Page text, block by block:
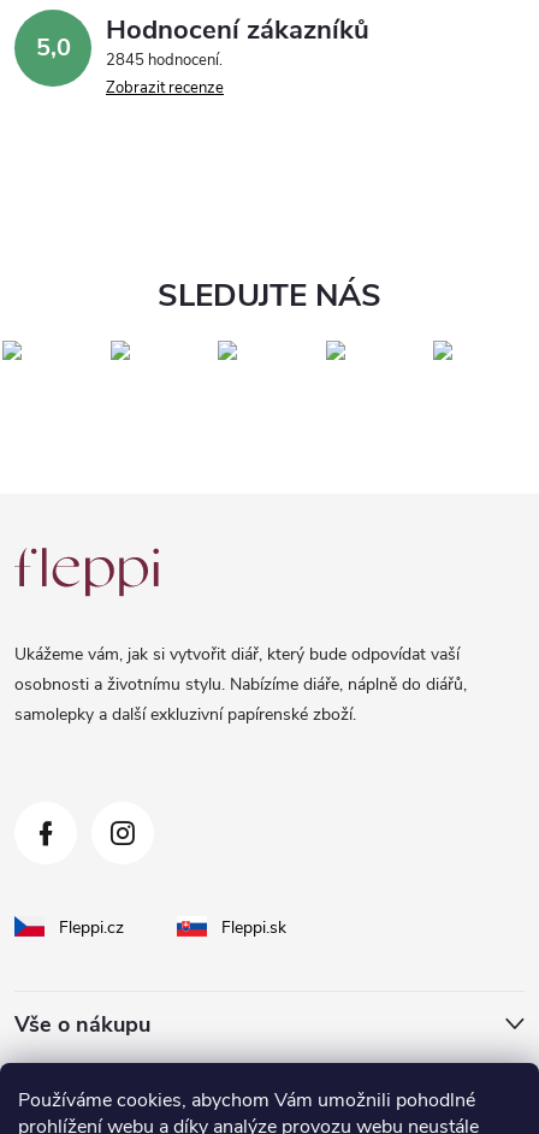
Používáme cookies, abychom Vám umožnili pohodlné
prohlížení webu a díky analýze provozu webu neustále
5,0 Hodnocení zákazníků
2845 hodnocení
Zobrazit recenze
SLEDUJTE NÁS
á
Ukážeme vám, jak si vytvořit diář, který bude odpovídat vaší
osobnosti a životnímu stylu. Nabízíme diáře, náplně do diářů,
samolepky a další exkluzivní papírenské zboží.
Fleppi.cz Fleppi.sk
Vše o nákupu
O Fleppi